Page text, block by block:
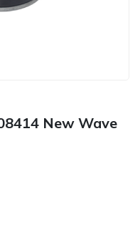
New Wave